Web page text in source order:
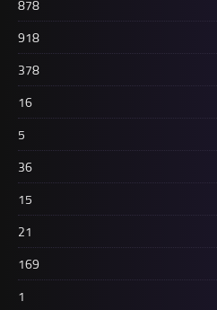
878
918
378
16
5
36
15
21
169
1